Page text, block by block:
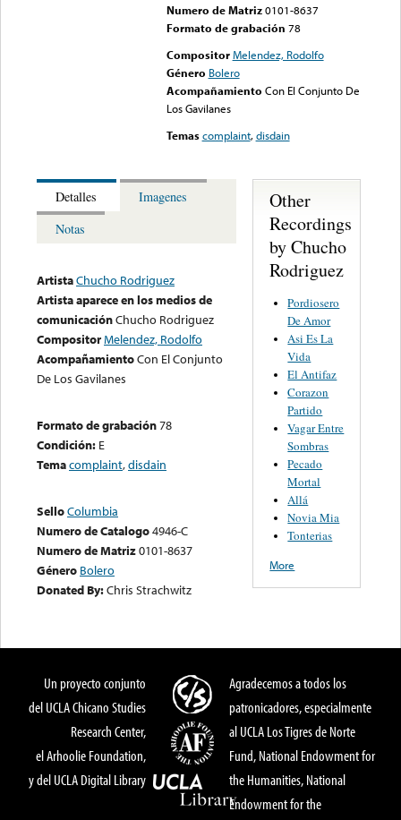
Numero de Matriz 0101-8637
Formato de grabación 78
Compositor Melendez, Rodolfo
Género Bolero
Acompañamiento Con El Conjunto De
Los Gavilanes
Temas complaint,disdain
Detalles
Imagenes
Notas
ArtistaChucho Rodriguez
Artista aparece en los medios de
comunicaciónChucho Rodriguez
CompositorMelendez, Rodolfo
AcompañamientoCon El Conjunto
De Los Gavilanes
Formato de grabación78
Condición: E
Temacomplaint,disdain
SelloColumbia
Numero de Catalogo4946-C
Numero de Matriz0101-8637
Género Bolero
Donated By:Chris Strachwitz
Other
Recordings
by Chucho
Rodriguez
Pordiosero
De Amor
Asi Es La
Vida
El Antifaz
Corazon
Partido
Vagar Entre
Sombras
Pecado
Mortal
Allá
Novia Mia
Tonterias
More
Un proyecto conjunto
del UCLA Chicano Studies
Research Center,
el Arhoolie Foundation,
y del UCLA Digital Library
Agradecemos a todos los
patronicadores, especialmente
al UCLA Los Tigres de Norte
Fund, National Endowment for
the Humanities, National
Endowment for the